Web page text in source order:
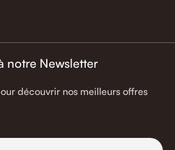
notre Newsletter
découvrir nos meilleurs offres